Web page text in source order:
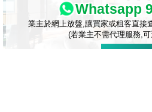
體
体
ENG
Whatsapp
業主於網上放盤,讓買家或租客直接
(若業主不需代理服務,